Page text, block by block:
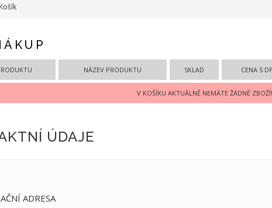
Košík
NÁZEV PRODUKTU SKLAD CENA S
V KOŠÍKU AKTUÁLNĚ NEMÁTE ŽÁDNÉ ZBOŽÍ!
ÚDAJE
ADRESA